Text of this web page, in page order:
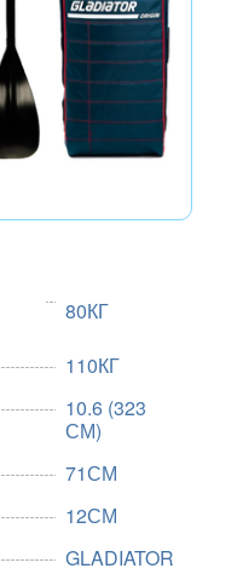
80КГ
110КГ
10.6 (323
СМ)
71СМ
12СМ
GLADIATOR